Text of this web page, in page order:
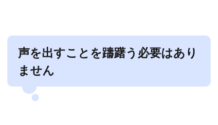
声を出すことを躊躇う必要はあり
ません